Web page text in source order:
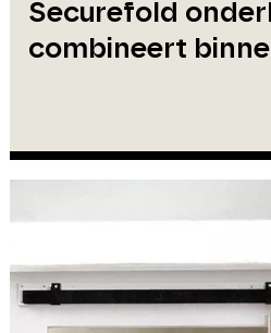
Securefold
combineert